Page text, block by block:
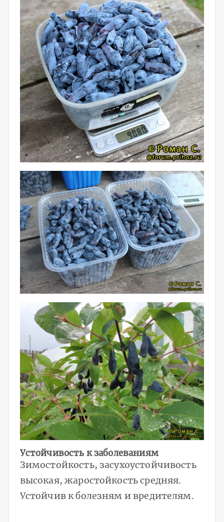
Устойчивость к заболеваниям
Зимостойкость, засухоустойчивость
высокая, жаростойкость средняя.
Устойчив к болезням и вредителям.